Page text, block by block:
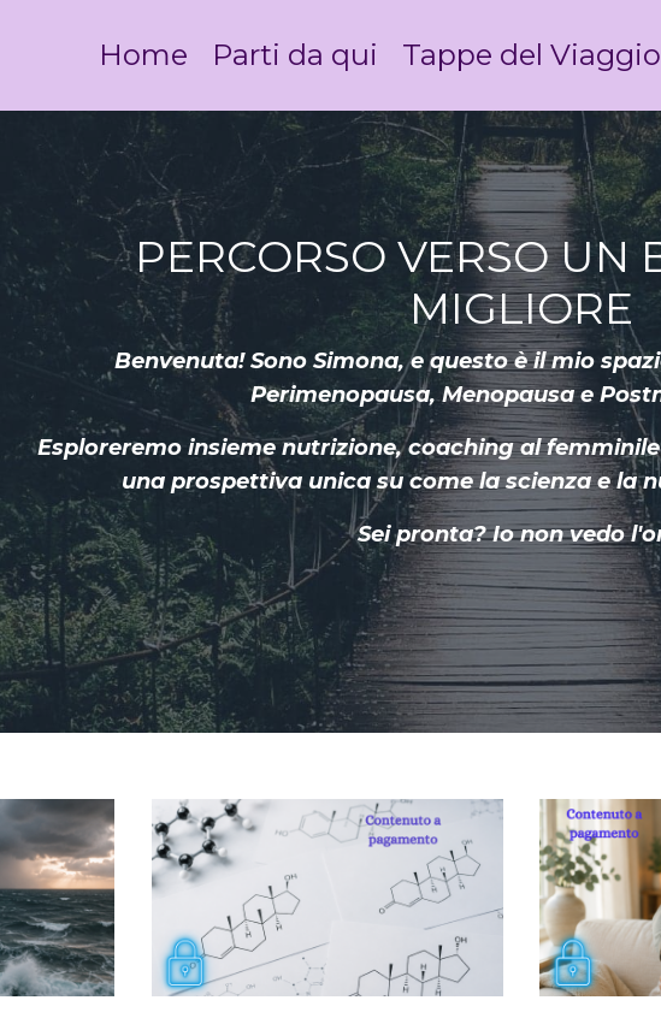
Home Parti da qui Tappe del Viaggio
PERCORSO VERSO UN
MIGLIORE
Benvenuta! Sono Simona, e questo è il mio
Perimenopausa, Menopausa e
Esploreremo insieme nutrizione, coaching al
una prospettiva unica su come la scienza e la
Sei pronta? Io non vedo